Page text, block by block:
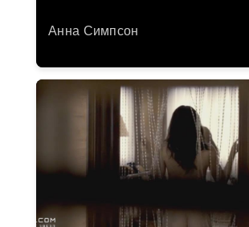
Анна Симпсон